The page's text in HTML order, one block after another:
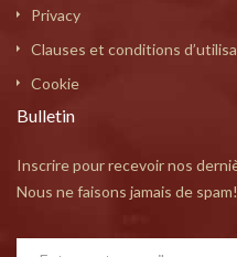
Privacy
Clauses et conditions
Cookie
Bulletin
Inscrire pour recevoir nos
Nous ne faisons jamais de spam!